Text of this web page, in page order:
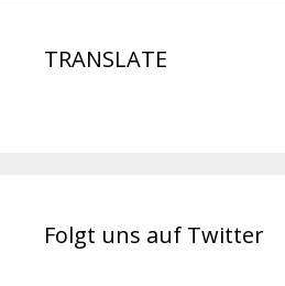
TRANSLATE
Folgt uns auf Twitter